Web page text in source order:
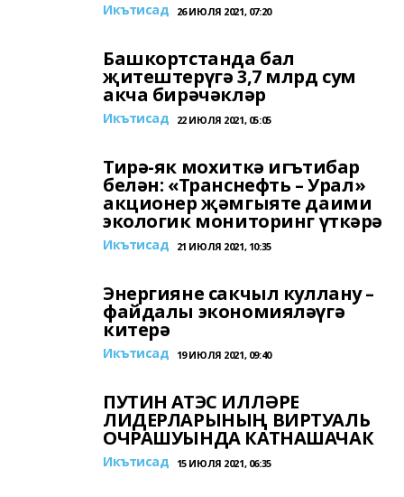
Икътисад 26 ИЮЛЯ 2021, 07:20
Башкортстанда бал
җитештерүгә 3,7 млрд сум
акча бирәчәкләр
Икътисад 22 ИЮЛЯ 2021, 05:05
Тирә-як мохиткә игътибар
белән: «Транснефть – Урал»
акционер җәмгыяте даими
экологик мониторинг үткәрә
Икътисад 21 ИЮЛЯ 2021, 10:35
Энергияне сакчыл куллану –
файдалы экономияләүгә
китерә
Икътисад 19 ИЮЛЯ 2021, 09:40
ПУТИН АТЭС ИЛЛӘРЕ
ЛИДЕРЛАРЫНЫҢ ВИРТУАЛЬ
ОЧРАШУЫНДА КАТНАШАЧАК
Икътисад 15 ИЮЛЯ 2021, 06:35